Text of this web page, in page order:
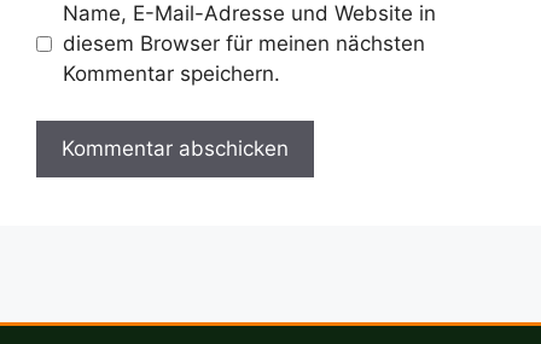
Name, E-Mail-Adresse und Website in
diesem Browser für meinen nächsten
Kommentar speichern.